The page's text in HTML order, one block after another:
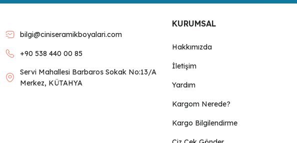
bilgi@ciniseramikboyalari.com
+90 538 440 00 85
Servi Mahallesi Barbaros Sokak No:13/A
Merkez, KÜTAHYA
KURUMSAL
Hakkımızda
İletişim
Yardım
Kargom Nerede?
Kargo Bilgilendirme